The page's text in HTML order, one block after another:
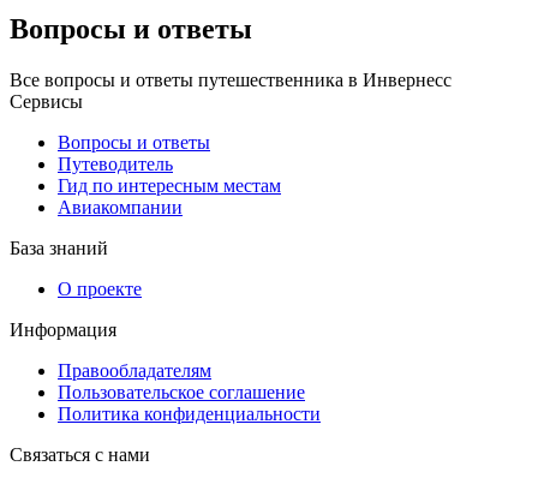
Вопросы и ответы
Все вопросы и ответы путешественника в Инвернесс
Сервисы
Вопросы и ответы
Путеводитель
Гид по интересным местам
Авиакомпании
База знаний
О проекте
Информация
Правообладателям
Пользовательское соглашение
Политика конфиденциальности
Связаться с нами